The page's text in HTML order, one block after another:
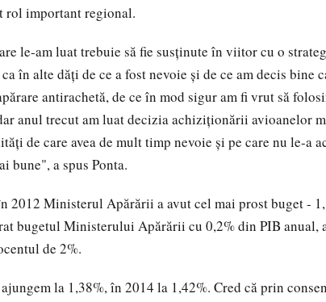
rol important regional.
le-am luat trebuie să fie susţinute în viitor cu o
în alte dăţi de ce a fost nevoie şi de ce am decis bine
antirachetă, de ce în mod sigur am fi vrut să
anul trecut am luat decizia achiziţionării avioanelor
de care avea de mult timp nevoie şi pe care nu le-a
bune", a spus Ponta.
2012 Ministerul Apărării a avut cel mai prost buget -
bugetul Ministerului Apărării cu 0,2% din PIB anual,
de 2%.
la 1,38%, în 2014 la 1,42%. Cred că prin